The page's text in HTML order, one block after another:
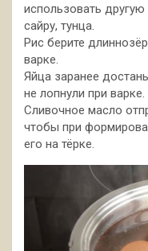
использовать
сайру, тунца.
Рис берите
варке.
Яйца заранее
не лопнули при варке.
Сливочное масло
чтобы при
его на тёрке.